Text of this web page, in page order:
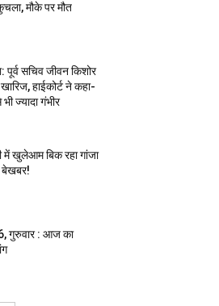
मौके पर मौत
पूर्व सचिव जीवन किशोर
हाईकोर्ट ने कहा-
ज्यादा गंभीर
में खुलेआम बिक रहा गांजा
बेखबर!
गुरुवार : आज का